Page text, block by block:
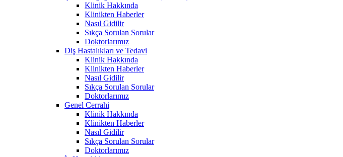
Klinik Hakkında
Klinikten Haberler
Nasıl Gidilir
Sıkça Sorulan Sorular
Doktorlarımız
Diş Hastalıkları ve Tedavi
Klinik Hakkında
Klinikten Haberler
Nasıl Gidilir
Sıkça Sorulan Sorular
Doktorlarımız
Genel Cerrahi
Klinik Hakkında
Klinikten Haberler
Nasıl Gidilir
Sıkça Sorulan Sorular
Doktorlarımız